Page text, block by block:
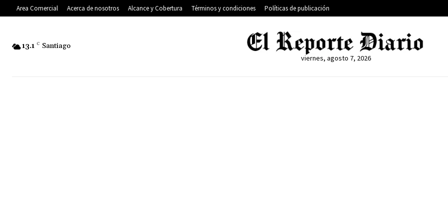
Area Comercial Acerca de nosotros Alcance y Cobertura Términos y condiciones Políticas de publicación
13.1 C Santiago
viernes, agosto 7, 2026